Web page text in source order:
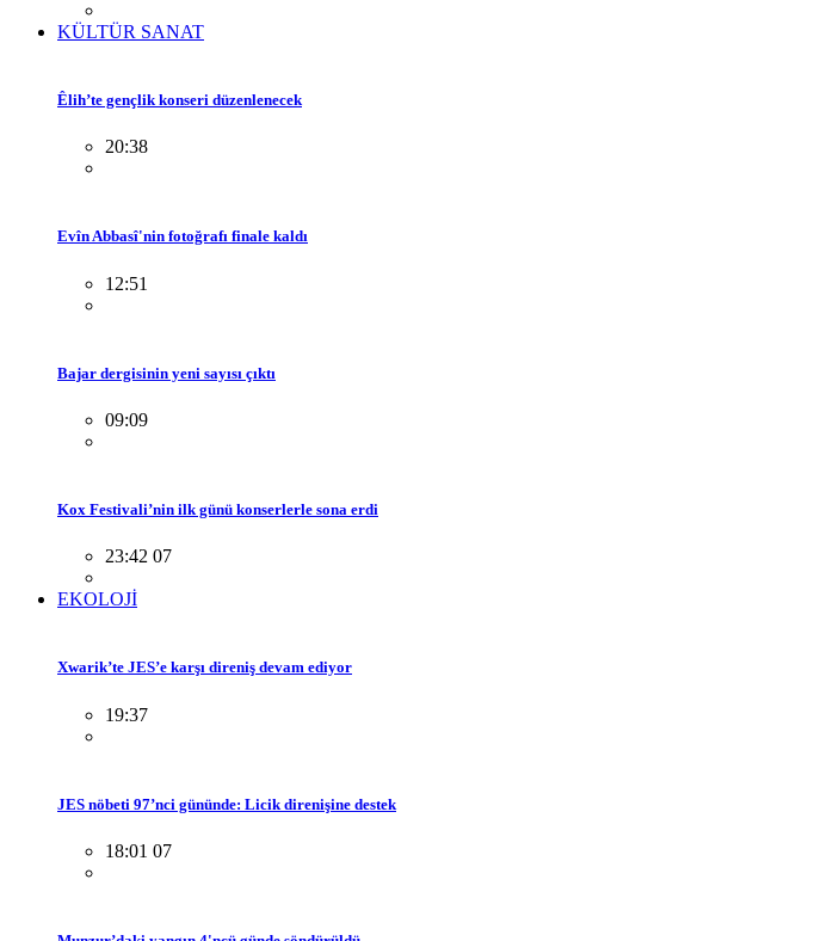
KÜLTÜR SANAT
Êlih’te gençlik konseri düzenlenecek
20:38
Evîn Abbasî'nin fotoğrafı finale kaldı
12:51
Bajar dergisinin yeni sayısı çıktı
09:09
Kox Festivali’nin ilk günü konserlerle sona erdi
23:42 07
EKOLOJİ
Xwarik’te JES’e karşı direniş devam ediyor
19:37
JES nöbeti 97’nci gününde: Licik direnişine destek
18:01 07